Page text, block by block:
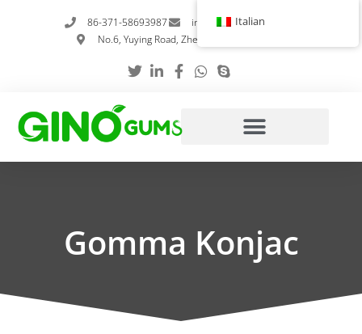
86-371-58693987
info@gumstabilizer.com
No.6, Yuying Road, Zhengzhou, Henan, Cina
Gomma Konjac
Italian